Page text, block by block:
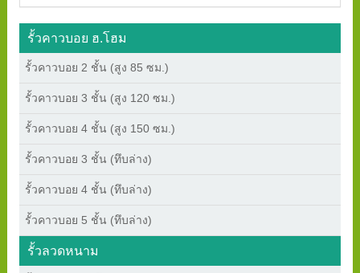
รั้วคาวบอย ฮ.โฮม
รั้วคาวบอย 2 ชั้น (สูง 85 ซม.)
รั้วคาวบอย 3 ชั้น (สูง 120 ซม.)
รั้วคาวบอย 4 ชั้น (สูง 150 ซม.)
รั้วคาวบอย 3 ชั้น (ทึบล่าง)
รั้วคาวบอย 4 ชั้น (ทึบล่าง)
รั้วคาวบอย 5 ชั้น (ทึบล่าง)
รั้วลวดหนาม